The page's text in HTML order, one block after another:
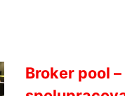
Broker pool